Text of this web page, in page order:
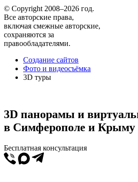
© Copyright 2008–2026 год.
Все авторские права,
включая смежные авторские,
сохраняются за
правообладателями.
Создание сайтов
Фото и видеосъёмка
3D туры
3D панорамы и
в Симферополе и Крыму
Бесплатная консультация